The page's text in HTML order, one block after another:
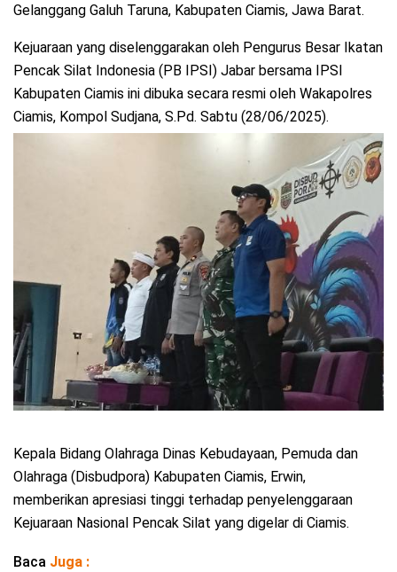
Gelanggang Galuh Taruna, Kabupaten Ciamis, Jawa Barat.
Kejuaraan yang diselenggarakan oleh Pengurus Besar Ikatan
Pencak Silat Indonesia (PB IPSI) Jabar bersama IPSI
Kabupaten Ciamis ini dibuka secara resmi oleh Wakapolres
Ciamis, Kompol Sudjana, S.Pd. Sabtu (28/06/2025).
Kepala Bidang Olahraga Dinas Kebudayaan, Pemuda dan
Olahraga (Disbudpora) Kabupaten Ciamis, Erwin,
memberikan apresiasi tinggi terhadap penyelenggaraan
Kejuaraan Nasional Pencak Silat yang digelar di Ciamis.
Baca Juga :